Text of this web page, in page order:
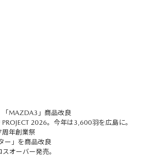
「MAZDA3」商品改良
2026。今年は3,600羽を広島に。
年創業祭
ー」を商品改良
オーバー発売。